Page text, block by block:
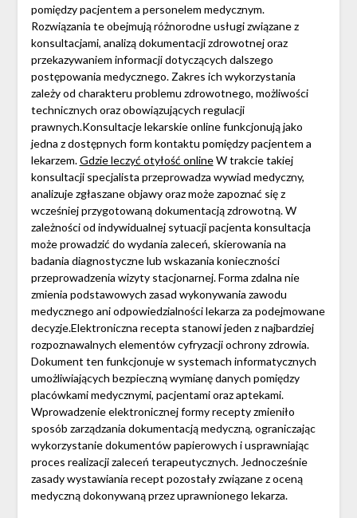
pomiędzy pacjentem a personelem medycznym.
Rozwiązania te obejmują różnorodne usługi związane z
konsultacjami, analizą dokumentacji zdrowotnej oraz
przekazywaniem informacji dotyczących dalszego
postępowania medycznego. Zakres ich wykorzystania
zależy od charakteru problemu zdrowotnego, możliwości
technicznych oraz obowiązujących regulacji
prawnych.Konsultacje lekarskie online funkcjonują jako
jedna z dostępnych form kontaktu pomiędzy pacjentem a
lekarzem.Gdzie leczyć otyłość onlineW trakcie takiej
konsultacji specjalista przeprowadza wywiad medyczny,
analizuje zgłaszane objawy oraz może zapoznać się z
wcześniej przygotowaną dokumentacją zdrowotną. W
zależności od indywidualnej sytuacji pacjenta konsultacja
może prowadzić do wydania zaleceń, skierowania na
badania diagnostyczne lub wskazania konieczności
przeprowadzenia wizyty stacjonarnej. Forma zdalna nie
zmienia podstawowych zasad wykonywania zawodu
medycznego ani odpowiedzialności lekarza za podejmowane
decyzje.Elektroniczna recepta stanowi jeden z najbardziej
rozpoznawalnych elementów cyfryzacji ochrony zdrowia.
Dokument ten funkcjonuje w systemach informatycznych
umożliwiających bezpieczną wymianę danych pomiędzy
placówkami medycznymi, pacjentami oraz aptekami.
Wprowadzenie elektronicznej formy recepty zmieniło
sposób zarządzania dokumentacją medyczną, ograniczając
wykorzystanie dokumentów papierowych i usprawniając
proces realizacji zaleceń terapeutycznych. Jednocześnie
zasady wystawiania recept pozostały związane z oceną
medyczną dokonywaną przez uprawnionego lekarza.